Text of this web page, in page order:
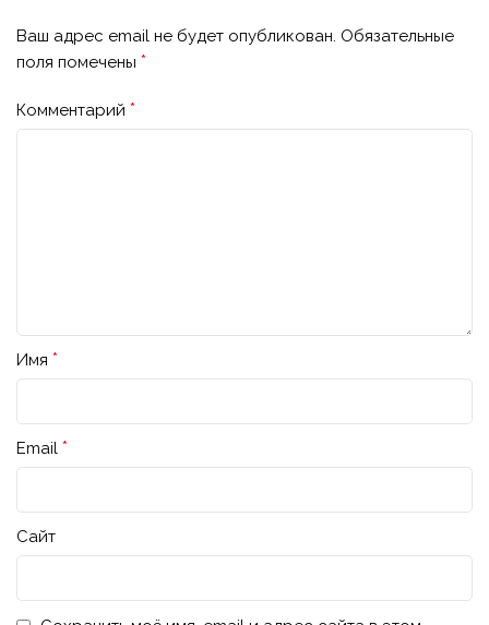
Ваш адрес email не будет опубликован. Обязательные
поля помечены *
Комментарий *
Имя *
Email *
Сайт